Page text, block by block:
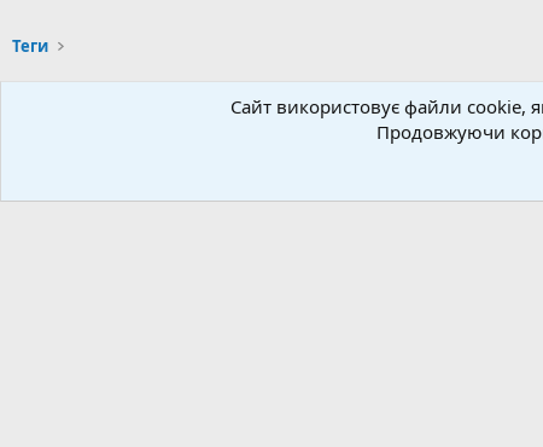
Теги
Сайт використовує файли cookie,
Продовжуючи